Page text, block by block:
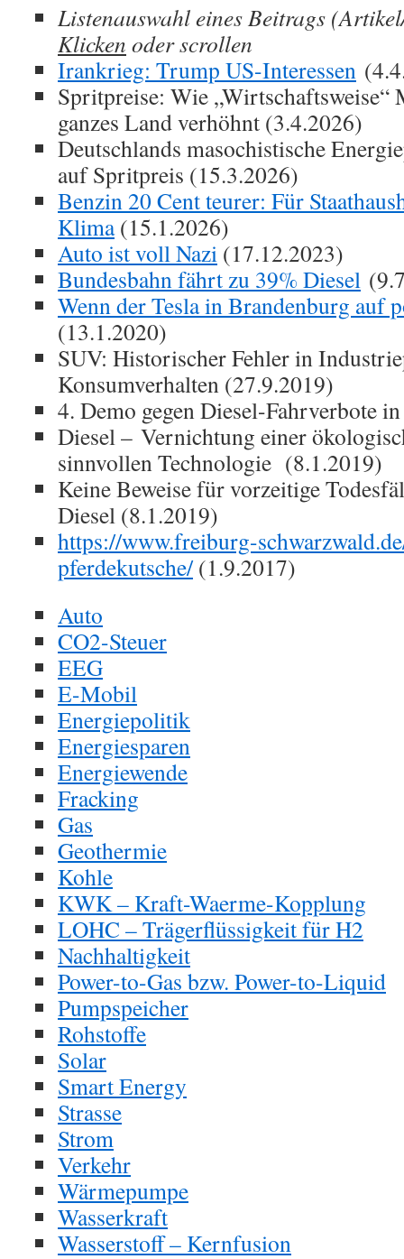
Listenauswahl eines Beitrags
Klicken oder scrollen
Irankrieg: Trump US-Interessen
Spritpreise: Wie „Wirtschaftsweise“
ganzes Land verhöhnt (3.4.2026)
Deutschlands masochistische
auf Spritpreis (15.3.2026)
Benzin 20 Cent teurer: Für
Klima(15.1.2026)
Auto ist voll Nazi (17.12.2023)
Bundesbahn fährt zu 39% Diesel
Wenn der Tesla in Brandenburg auf
(13.1.2020)
SUV: Historischer Fehler in
Konsumverhalten (27.9.2019)
4. Demo gegen Diesel-Fahrverbote
Diesel – Vernichtung einer
sinnvollen Technologie (8.1.2019)
Keine Beweise für vorzeitige
Diesel (8.1.2019)
https://www.freiburg-
pferdekutsche/(1.9.2017)
Auto
CO2-Steuer
EEG
E-Mobil
Energiepolitik
Energiesparen
Energiewende
Fracking
Gas
Geothermie
Kohle
KWK – Kraft-Waerme-Kopplung
LOHC – Trägerflüssigkeit für H2
Nachhaltigkeit
Power-to-Gas bzw. Power-to-Liquid
Pumpspeicher
Rohstoffe
Solar
Smart Energy
Strasse
Strom
Verkehr
Wärmepumpe
Wasserkraft
Wasserstoff – Kernfusion